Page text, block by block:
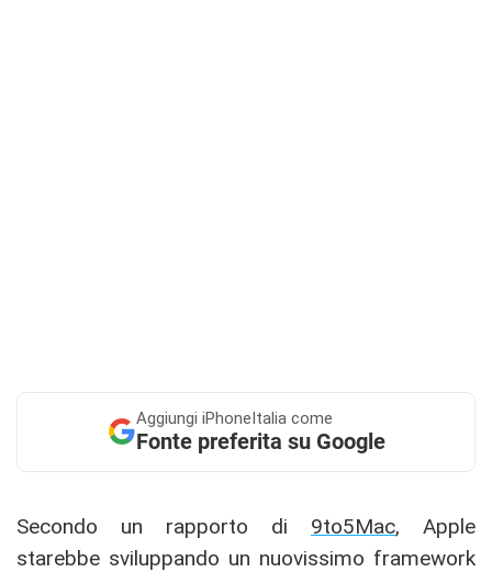
Aggiungi iPhoneItalia come
Fonte preferita su Google
Secondo un rapporto di 9to5Mac, Apple
starebbe sviluppando un nuovissimo framework